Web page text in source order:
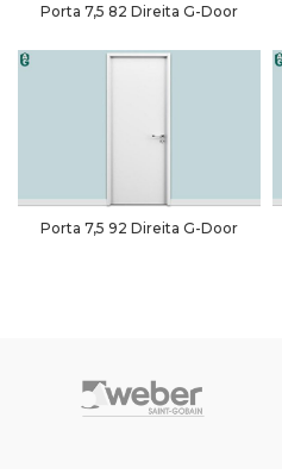
Porta 7,5 82 Direita G-Door
Porta 7,5 92 Direita G-Door